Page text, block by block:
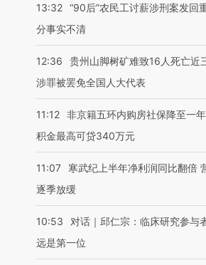
13:32 “90后”农民工讨薪涉刑案发回
分事实不清
12:36
贵州山脚树矿难致16人死亡近
涉罪被罢免全国人大代表
11:12 非京籍五环内购房社保降至一
积金最高可贷340万元
11:07
寒武纪上半年净利润同比翻倍
逐季放缓
10:53
对话｜邱仁宗：临床研究参与
远是第一位